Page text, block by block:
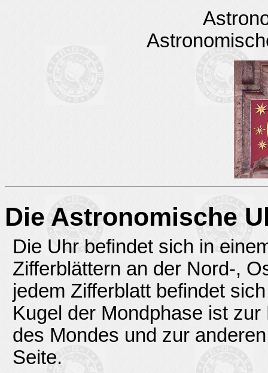
Die Astronomische
Die Uhr befindet sich in
Zifferblättern an der Nord-,
jedem Zifferblatt befindet
Kugel der Mondphase ist
des Mondes und zur
Seite.